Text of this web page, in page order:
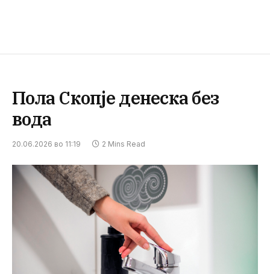
Пола Скопје денеска без
вода
20.06.2026 во 11:19 2 Mins Read